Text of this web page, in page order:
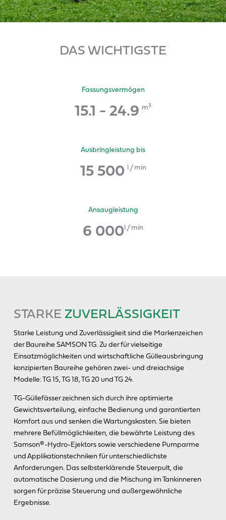
DAS WICHTIGSTE
Fassungsvermögen
15.1 - 24.9 m3
Ausbringleistung bis
15 500 l / min
Ansaugleistung
6 000l / min
STARKE ZUVERLÄSSIGKEIT
Starke Leistung und Zuverlässigkeit sind die Markenzeichen
der Baureihe SAMSON TG. Zu der für vielseitige
Einsatzmöglichkeiten und wirtschaftliche Gülleausbringung
konzipierten Baureihe gehören zwei- und dreiachsige
Modelle: TG 15, TG 18, TG 20 und TG 24.
TG-Güllefässer zeichnen sich durch ihre optimierte
Gewichtsverteilung, einfache Bedienung und garantierten
Komfort aus und senken die Wartungskosten. Sie bieten
mehrere Befüllmöglichkeiten, die bewährte Leistung des
Samson®-Hydro-Ejektors sowie verschiedene Pumparme
und Applikationstechniken für unterschiedlichste
Anforderungen. Das selbsterklärende Steuerpult, die
automatische Dosierung und die Mischung im Tankinneren
sorgen für präzise Steuerung und außergewöhnliche
Ergebnisse.